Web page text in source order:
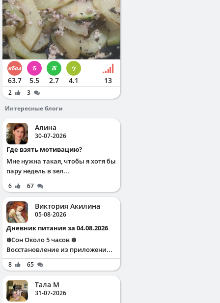
63.7 5.5 2.7 4.1 13
2
3
Интересные блоги
Алина
30-07-2026
Где взять мотивацию?
Мне нужна такая, чтобы я хотя бы
пару недель в зел...
6 67
Виктория Акилина
05-08-2026
Дневник питания за 04.08.2026
❄️Сон Около 5 часов ❄️
Восстановление из приложени...
8 65
Тала М
31-07-2026